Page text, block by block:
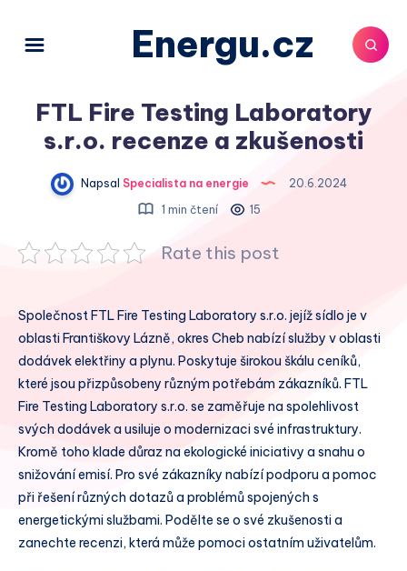
Energu.cz
FTL Fire Testing Laboratory
s.r.o. recenze a zkušenosti
Napsal Specialista na energie
20.6.2024
1 min čtení
15
Rate this post
Společnost FTL Fire Testing Laboratory s.r.o. jejíž sídlo je v
oblasti Františkovy Lázně, okres Cheb nabízí služby v oblasti
dodávek elektřiny a plynu. Poskytuje širokou škálu ceníků,
které jsou přizpůsobeny různým potřebám zákazníků. FTL
Fire Testing Laboratory s.r.o. se zaměřuje na spolehlivost
svých dodávek a usiluje o modernizaci své infrastruktury.
Kromě toho klade důraz na ekologické iniciativy a snahu o
snižování emisí. Pro své zákazníky nabízí podporu a pomoc
při řešení různých dotazů a problémů spojených s
energetickými službami. Podělte se o své zkušenosti a
zanechte recenzi, která může pomoci ostatním uživatelům.